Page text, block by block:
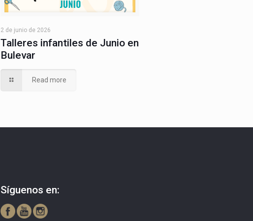
2 de junio de 2026
Talleres infantiles de Junio en
Bulevar
Read more
Síguenos en: